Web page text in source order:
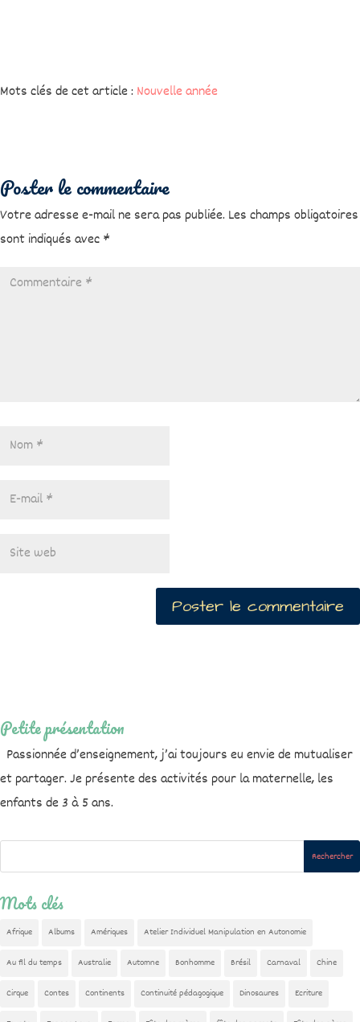
Mots clés de cet article : Nouvelle année
Poster le commentaire
Votre adresse e-mail ne sera pas publiée. Les champs obligatoires
sont indiqués avec *
Petite présentation
Passionnée d’enseignement, j’ai toujours eu envie de mutualiser
et partager. Je présente des activités pour la maternelle, les
enfants de 3 à 5 ans.
Mots clés
Afrique Albums Amériques Atelier Individuel Manipulation en Autonomie
Au fil du temps Australie Automne Bonhomme Brésil Carnaval Chine
Cirque Contes Continents Continuité pédagogique Dinosaures Ecriture